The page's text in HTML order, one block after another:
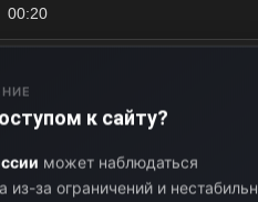
00:20
00:01
00:09
к сайту?
может наблюдаться
из-за ограничений и